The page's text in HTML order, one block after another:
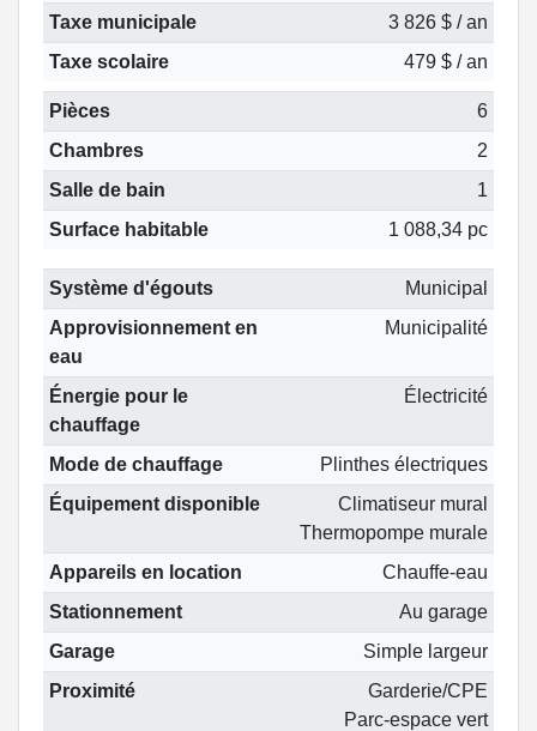
Taxe municipale
3 826 $ / an
Taxe scolaire
479 $ / an
Pièces
6
Chambres
2
Salle de bain
1
Surface habitable
1 088,34 pc
Système d'égouts
Municipal
Approvisionnement en
eau
Municipalité
Énergie pour le
chauffage
Électricité
Mode de chauffage
Plinthes électriques
Équipement disponible
Climatiseur mural
Thermopompe murale
Appareils en location
Chauffe-eau
Stationnement
Au garage
Garage
Simple largeur
Proximité
Garderie/CPE
Parc-espace vert